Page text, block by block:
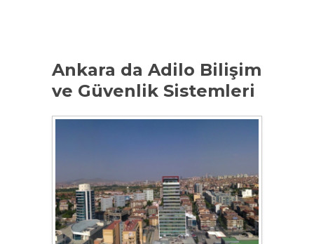
Ankara da Adilo Bilişim
ve Güvenlik Sistemleri